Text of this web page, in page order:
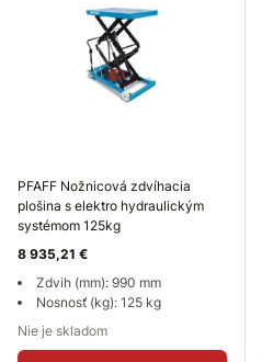
PFAFF Nožnicová zdvíhacia
plošina s elektro hydraulickým
systémom 125kg
8 935,21 €
Zdvih (mm): 990 mm
Nosnosť (kg): 125 kg
Nie je skladom